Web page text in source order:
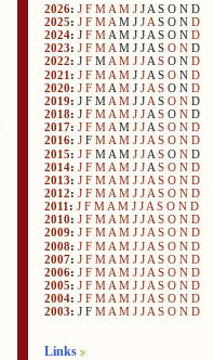
2026: J F M A M J J A S O N D
2025: J F M A M J J A S O N D
2024: J F M A M J J A S O N D
2023: J F M A M J J A S O N D
2022: J F MA M J JA S O N D
2021 : J F M A M J J A S O N D
2020: J F M A M J J A S O N D
2019: J F M A M J J A S O N D
2018: J F M A M J J A S O N D
2017: J F M A M J J A S O N D
2016: J F M A M J J A S O N D
2015: J F M A M J J A S O N D
2014: J F M A M J J A S O N D
2013: J F M A M J J A S O N D
2012: J F M A M J J A S O N D
2011 : J F M A M J J A S O N D
2010: J F M A M J J A S O N D
2009: J F MA M J JA S O N D
2008: J F M A M J J A S O N D
2007: J F M A M J J A S O N D
2006: J F M A M J J A S O N D
2005: J F M A M J J A S O N D
2004: J F M A M J J A S O N D
2003: J F M A M J J A S O N D
Links